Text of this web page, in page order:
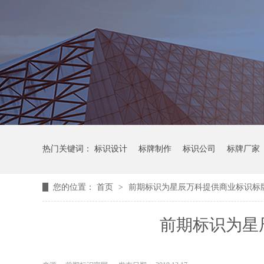
热门关键词： 标识设计 标牌制作 标识公司 标牌厂家
您的位置： 首页 > 前期标识为星辰万科提供商业标识标
前期标识为